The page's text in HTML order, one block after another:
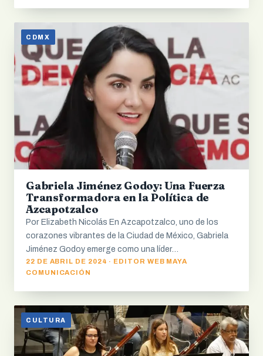
CDMX
Gabriela Jiménez Godoy: Una Fuerza
Transformadora en la Política de
Azcapotzalco
Por Elizabeth Nicolás En Azcapotzalco, uno de los
corazones vibrantes de la Ciudad de México, Gabriela
Jiménez Godoy emerge como una líder…
22 DE ABRIL DE 2024 · EDITOR WEB MAYA
COMUNICACIÓN
CULTURA